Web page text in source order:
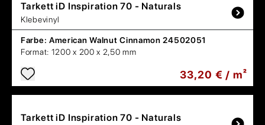
Tarkett iD Inspiration 70 - Naturals
Klebevinyl
Farbe: American Walnut Cinnamon 24502051
Format: 1200 x 200 x 2,50 mm
33,20 € / m²
Tarkett iD Inspiration 70 - Naturals